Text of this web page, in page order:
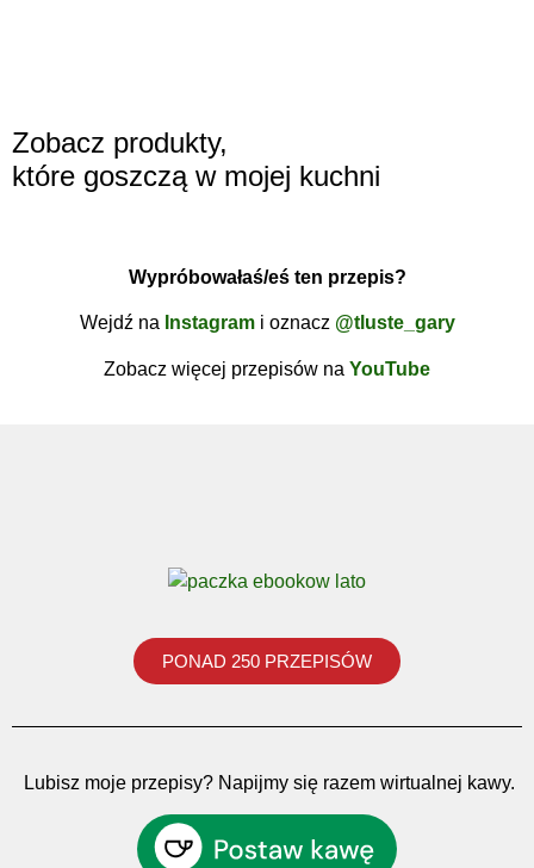
Zobacz produkty,
które goszczą w mojej kuchni
Wypróbowałaś/eś ten przepis?
Wejdź na Instagrami oznacz @tluste_gary
Zobacz więcej przepisów na YouTube
PONAD 250 PRZEPISÓW
Lubisz moje przepisy? Napijmy się razem wirtualnej kawy.